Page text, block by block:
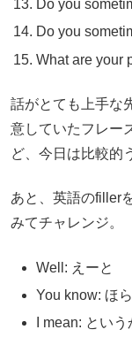
Do you
Do you
What are your
話がとても上手な
意していたフレー
ど、今日は比較的
あと、英語のfiller
みてチャレンジ。
Well: えーと
You know: ほら
I mean: という